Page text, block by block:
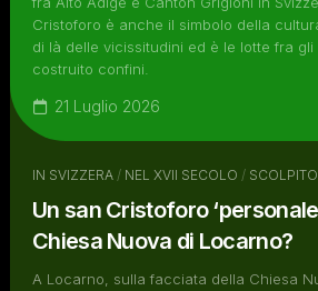
Cristoforo è anche il simbolo della
di là delle vicissitudini ed è le lotte fra
costruito confini.
21 Luglio 2026
IN SVIZZERA / NEL XVII SECOLO / SCOLPITO
Un san Cristoforo
Chiesa Nuova di Locarno?
A Locarno, sulla facciata della Chiesa